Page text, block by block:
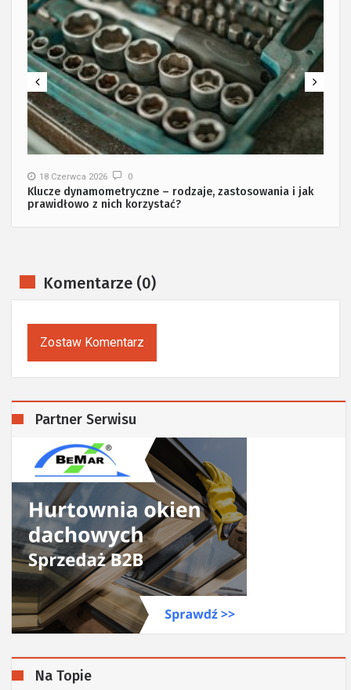
18 Czerwca 2026 0
Klucze dynamometryczne – rodzaje, zastosowania i jak
prawidłowo z nich korzystać?
Komentarze (0)
Zostaw Komentarz
Partner Serwisu
Na Topie